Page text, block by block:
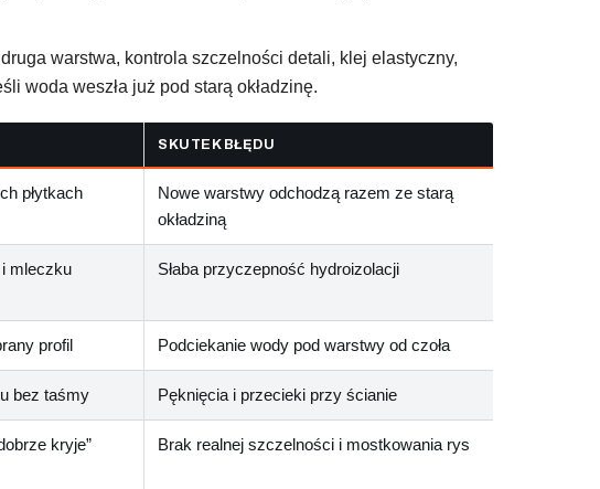
warstwa, kontrola szczelności detali, klej elastyczny,
woda weszła już pod starą okładzinę.
SKUTEK BŁĘDU
płytkach
Nowe warstwy odchodzą razem ze starą
okładziną
mleczku
Słaba przyczepność hydroizolacji
profil Podciekanie wody pod warstwy od czoła
bez taśmy Pęknięcia i przecieki przy ścianie
kryje” Brak realnej szczelności i mostkowania rys